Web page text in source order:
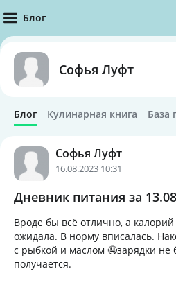
Блог
Софья Луфт
Блог Кулинарная книга База
Софья Луфт
16.08.2023 10:31
Дневник питания за
Вроде бы всё отлично, а
ожидала. В норму вписалась.
с рыбкой и маслом 🤤зарядки
получается.